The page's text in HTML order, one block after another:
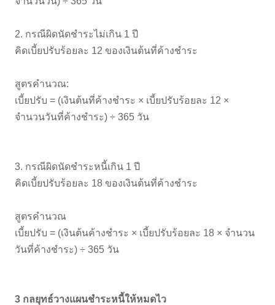
2. กรณีผิดนัดชำระไม่เกิน 1 ปี
คิดเบี้ยปรับร้อยละ 12 ของเงินต้นที่ค้างชำระ
สูตรคำนวณ:
เบี้ยปรับ = (เงินต้นที่ค้างชำระ × เบี้ยปรับร้อยละ 12 ×
จำนวนวันที่ค้างชำระ) ÷ 365 วัน
3. กรณีผิดนัดชำระหนี้เกิน 1 ปี
คิดเบี้ยปรับร้อยละ 18 ของเงินต้นที่ค้างชำระ
สูตรคำนวณ
เบี้ยปรับ = (เงินต้นค้างชำระ × เบี้ยปรับร้อยละ 18 × จำนวน
วันที่ค้างชำระ) ÷ 365 วัน
3 กลยุทธ์วางแผนชำระหนี้ให้หมดไว